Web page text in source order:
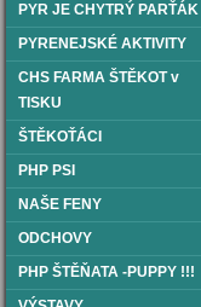
PYR JE CHYTRÝ PARŤÁK
PYRENEJSKÉ AKTIVITY
CHS FARMA ŠTĚKOT v
TISKU
ŠTĚKOŤÁCI
PHP PSI
NAŠE FENY
ODCHOVY
PHP ŠTĚŇATA -PUPPY !!!